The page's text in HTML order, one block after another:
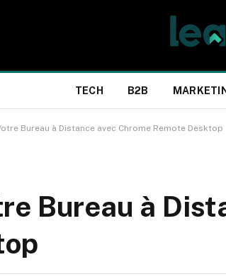
TECH B2B
Bureau à Distance avec Chrome Remote Desktop
Bureau à